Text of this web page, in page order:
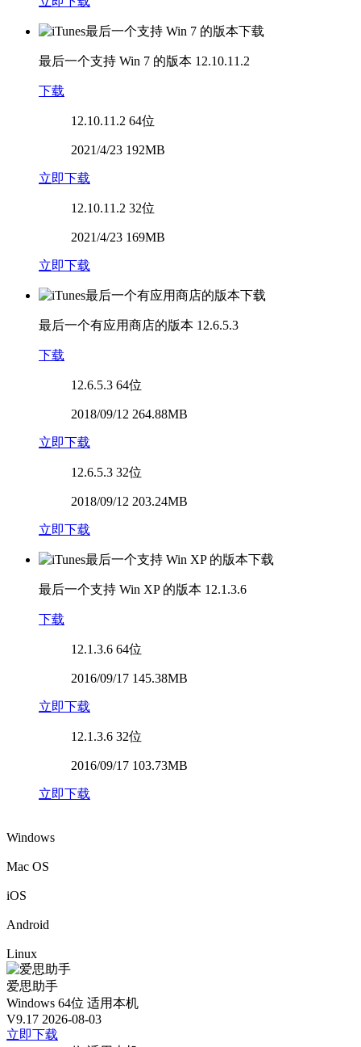
最后一个支持 Win 7 的版本 12.10.11.2
下载
12.10.11.2 64位
2021/4/23 192MB
立即下载
12.10.11.2 32位
2021/4/23 169MB
立即下载
最后一个有应用商店的版本 12.6.5.3
下载
12.6.5.3 64位
2018/09/12 264.88MB
立即下载
12.6.5.3 32位
2018/09/12 203.24MB
立即下载
最后一个支持 Win XP 的版本 12.1.3.6
下载
12.1.3.6 64位
2016/09/17 145.38MB
立即下载
12.1.3.6 32位
2016/09/17 103.73MB
立即下载
Windows
Mac OS
iOS
Android
Linux
爱思助手
Windows 64位 适用本机
V9.17 2026-08-03
立即下载